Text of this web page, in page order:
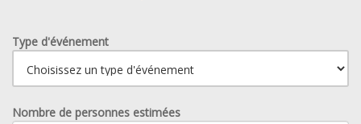
Type d'événement
Nombre de personnes estimées